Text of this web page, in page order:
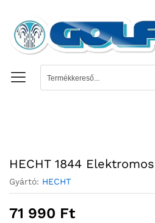
HECHT 1844
Gyártó: HECHT
71 990 Ft